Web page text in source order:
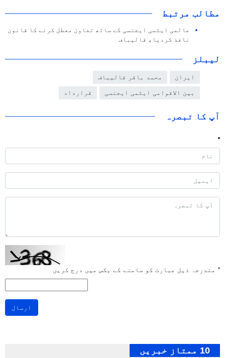
مطالب مرتبط
عالمی ایٹمی ایجنسی کے ساتھ تعاون معطل کرنے کا قانون
نافذ کردیا، قالیباف
لیبلز
ایران محمد باقر قالیباف
بین الاقوامی ایٹمی ایجنسی قرارداد
آپ کا تبصرہ
* مندرجہ ذیل عبارت کو سامنے کے بکس میں درج کریں
ارسال
10 ممتاز خبریں